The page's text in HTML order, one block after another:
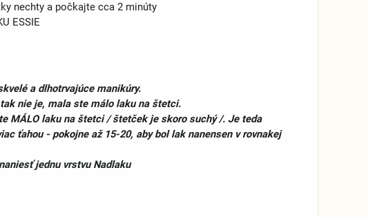
nechty a počkajte cca 2 minúty
ESSIE
a dlhotrvajúce manikúry.
nie je, mala ste málo laku na štetci.
MÁLO laku na štetci / štetček je skoro suchý /. Je teda
ťahou - pokojne až 15-20, aby bol lak nanensen v rovnakej
jednu vrstvu Nadlaku